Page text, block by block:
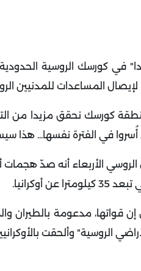
في كورسك الروسية
لإيصال المساعدات للمدنيين
كورسك نحقق مزيدا من
الروسي الأربعاء أنه صدّ
أوكرانيا
.
إن قواتها، مدعومة
الروسية" وألحقت